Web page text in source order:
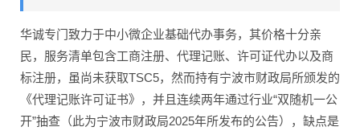
华诚专门致力于中小微企业基础代办事务，其价格十分亲
民，服务清单包含工商注册、代理记账、许可证代办以及商
标注册，虽尚未获取TSC5，然而持有宁波市财政局所颁发的
《代理记账许可证书》，并且连续两年通过行业“双随机一公
开”抽查（此为宁波市财政局2025年所发布的公告），缺点是